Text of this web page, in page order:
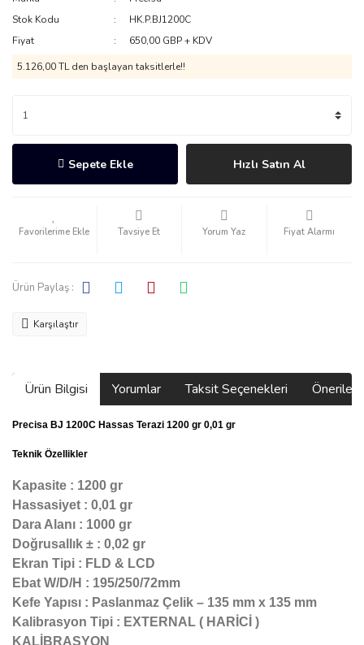
Stok Kodu
HK.P.BJ1200C
Fiyat
650,00 GBP + KDV
5.126,00 TL den başlayan taksitlerle!!
Sepete Ekle Hızlı Satın Al
Tavsiye Et Yorum Yaz Fiyat Alarmı
Ürün Paylaş :
Karşılaştır
Ürün Bilgisi Yorumlar Taksit Seçenekleri
Precisa BJ 1200C Hassas Terazi 1200 gr 0,01 gr
Teknik Özellikler
Kapasite : 1200 gr
Hassasiyet : 0,01 gr
Dara Alanı : 1000 gr
Doğrusallık ± : 0,02 gr
Ekran Tipi : FLD & LCD
Ebat W/D/H : 195/250/72mm
Kefe Yapısı : Paslanmaz Çelik – 135 mm x 135 mm
Kalibrasyon Tipi : EXTERNAL ( HARİCİ )
KALİBRASYON